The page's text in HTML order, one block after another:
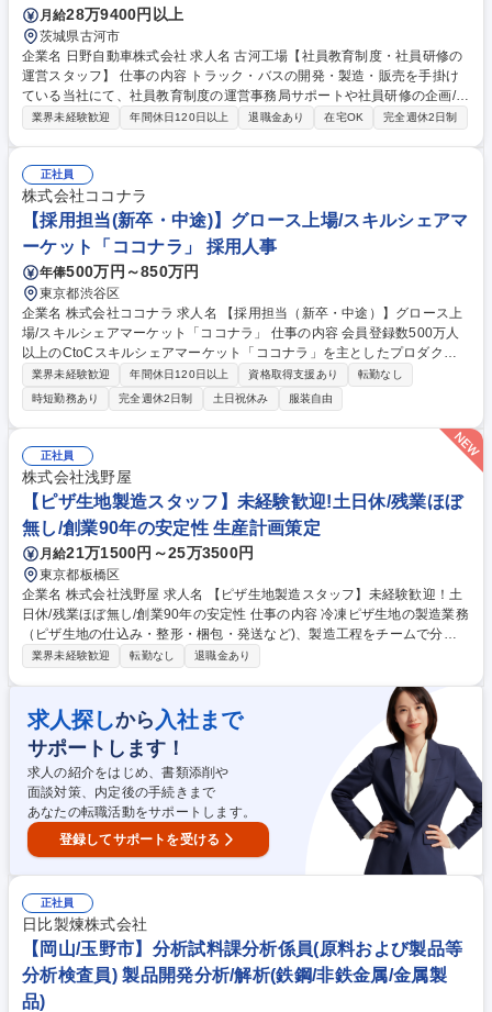
月給28万9400円以上
茨城県古河市
企業名 日野自動車株式会社 求人名 古河工場【社員教育制度・社員研修の
運営スタッフ】 仕事の内容 トラック・バスの開発・製造・販売を手掛け
ている当社にて、社員教育制度の運営事務局サポートや社員研修の企画/運
営サポートをお任せします。 各教育制度の担当者や対象者の声を分析・考
ます。 募集職種 古河工場【社員教育制度・社員研修の運営スタッフ】
業界未経験歓迎 年間休日120日以上 退職金あり 在宅OK 完全週休2日制
正社員
株式会社ココナラ
【採用担当(新卒・中途)】グロース上場/スキルシェアマ
ーケット「ココナラ」 採用人事
年俸500万円～850万円
東京都渋谷区
企業名 株式会社ココナラ 求人名 【採用担当（新卒・中途）】グロース上
場/スキルシェアマーケット「ココナラ」 仕事の内容 会員登録数500万人
以上のCtoCスキルシェアマーケット「ココナラ」を主としたプロダクト
を提供する当社にて、採用担当を募集します。これまでのご経験やご思考
をお伺いし、担当いただける領域をお任せいたします。 【中途採用業
務】・担当ポジションにおける採用戦略と戦術の策定 ・各組織の組織長と
一体となり人材要件策定から入社後オンボーディング支援まで ・スカウト
やオペレーションの改善や仕組み化を通じた組織生産性の向上 【新卒採用
業務】・会社説明会の企画と実施 ・応募者との面接、面談 ・応募者との
コミュニケーション（日程調整など） ・外部パートナーとのリレーション
強化 ・新卒採用イベント登壇への準備等 募集職種 【採用担当（新卒・中
途）】グロース上場/スキルシェアマーケット「ココナラ」
業界未経験歓迎 年間休日120日以上 資格取得支援あり
転勤なし
時短勤務あり
完全週休2日制 土日祝休み 服装自由
正社員
株式会社浅野屋
【ピザ生地製造スタッフ】未経験歓迎!土日休/残業ほぼ
無し/創業90年の安定性 生産計画策定
月給21万1500円～25万3500円
東京都板橋区
企業名 株式会社浅野屋 求人名 【ピザ生地製造スタッフ】未経験歓迎！土
日休/残業ほぼ無し/創業90年の安定性 仕事の内容 冷凍ピザ生地の製造業務
（ピザ生地の仕込み・整形・梱包・発送など)、製造工程をチームで分担
して行います。1か月ほどで仕事に慣れられるので、食品製造が初めての
向けの冷凍ピサ生地製造（専用工場での作業）■冷凍生地の入った段ボー
ルをトラックへ積み込み■仕込み（小麦粉、塩、水などを機械に投入）■成
形（形を整えてビニールで包装）■冷凍（生地を段ボール箱に入れて冷凍
庫で保管） ※立ち仕事／業務に25kgの小麦粉袋、16kgの段ボール等の持
ち運び作業が含まれています。※製造ラインは常温の環境下となります。
募集職種 【ピザ生地製造スタッフ】未経験歓迎！土日休/残業ほぼ無し/創
業90年の安定性
業界未経験歓迎 転勤なし 退職金あり
求人探しから 入社まで
サポートします！
求人の紹介をはじめ、書類添削や
面談対策、内定後の手続きまで
あなたの転職活動をサポートします。
登録してサポートを受ける
正社員
日比製煉株式会社
【岡山/玉野市】分析試料課分析係員(原料および製品等
分析検査員) 製品開発分析/解析(鉄鋼/非鉄金属/金属製
品)